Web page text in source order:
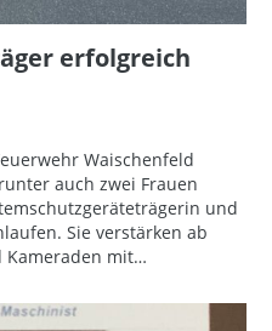
erfolgreich
Waischenfeld
auch zwei Frauen
und
Sie verstärken ab
Kameraden mit…